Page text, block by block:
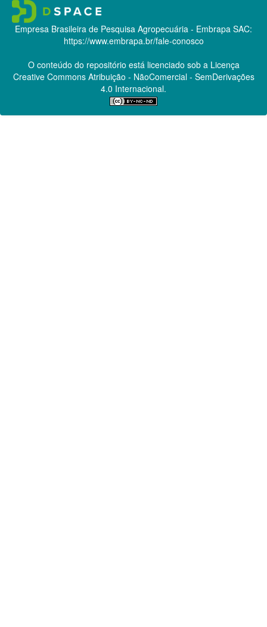
Empresa Brasileira de Pesquisa Agropecuária - Embrapa SAC:
https://www.embrapa.br/fale-conosco
O conteúdo do repositório está licenciado sob a Licença
Creative CommonsAtribuição - NãoComercial - SemDerivações
4.0 Internacional.